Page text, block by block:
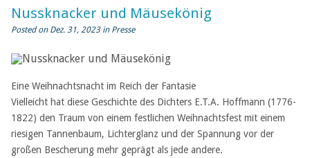
Nussknacker und Mäusekönig
Posted on Dez. 31, 2023 in Presse
Eine Weihnachtsnacht im Reich der Fantasie
Vielleicht hat diese Geschichte des Dichters E.T.A. Hoffmann (1776-
1822) den Traum von einem festlichen Weihnachtsfest mit einem
riesigen Tannenbaum, Lichterglanz und der Spannung vor der
großen Bescherung mehr geprägt als jede andere.